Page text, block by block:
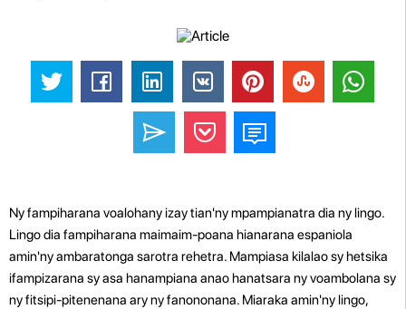
Ny fampiharana voalohany izay tian'ny mpampianatra dia ny lingo.
Lingo dia fampiharana maimaim-poana hianarana espaniola
amin'ny ambaratonga sarotra rehetra. Mampiasa kilalao sy hetsika
ifampizarana sy asa hanampiana anao hanatsara ny voambolana sy
ny fitsipi-pitenenana ary ny fanononana. Miaraka amin'ny lingo,